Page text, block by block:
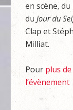
en scène,
duJour du
Clap et
Milliat.
Pour plus
l’évènement